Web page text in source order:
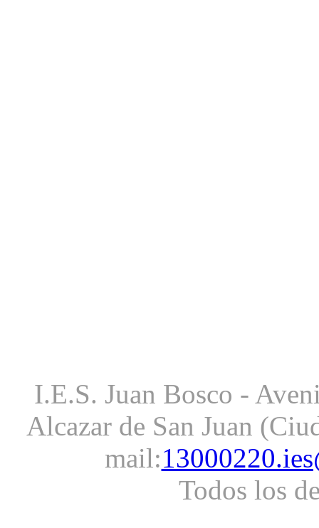
I.E.S. Juan Bosco -
Alcazar de San Juan
mail:
Todos los